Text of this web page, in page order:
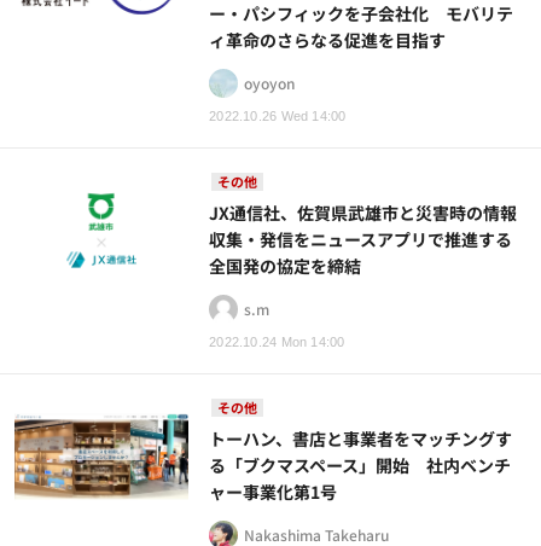
2022.10.26 Wed 14:00
ー・パシフィックを子会社化 モバリテ
ィ革命のさらなる促進を目指す
oyoyon
その他
2022.10.24 Mon 14:00
JX通信社、佐賀県武雄市と災害時の情報
収集・発信をニュースアプリで推進する
全国発の協定を締結
s.m
その他
トーハン、書店と事業者をマッチングす
る「ブクマスペース」開始 社内ベンチ
ャー事業化第1号
Nakashima Takeharu